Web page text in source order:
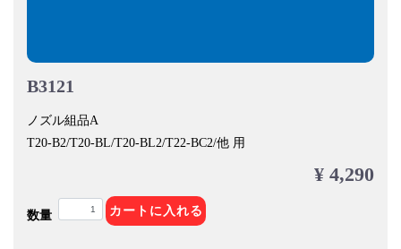
B3121
ノズル組品A
T20-B2/T20-BL/T20-BL2/T22-BC2/他 用
¥ 4,290
数量 カートに入れる